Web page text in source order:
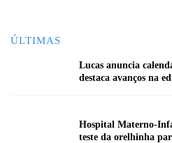
ÚLTIMAS
Lucas anuncia
destaca avanços na
Hospital Materno-
teste da orelhinha